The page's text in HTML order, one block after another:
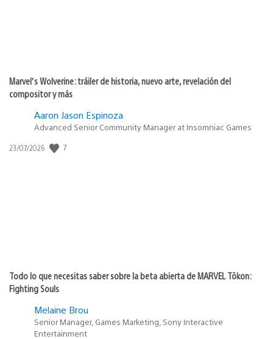
Marvel’s Wolverine: tráiler de historia, nuevo arte, revelación del
compositor y más
Aaron Jason Espinoza
Advanced Senior Community Manager at Insomniac Games
Fecha
23/07/2026 7
Todo lo que necesitas saber sobre la beta abierta de MARVEL Tōkon:
Fighting Souls
Melaine Brou
Senior Manager, Games Marketing, Sony Interactive
Entertainment